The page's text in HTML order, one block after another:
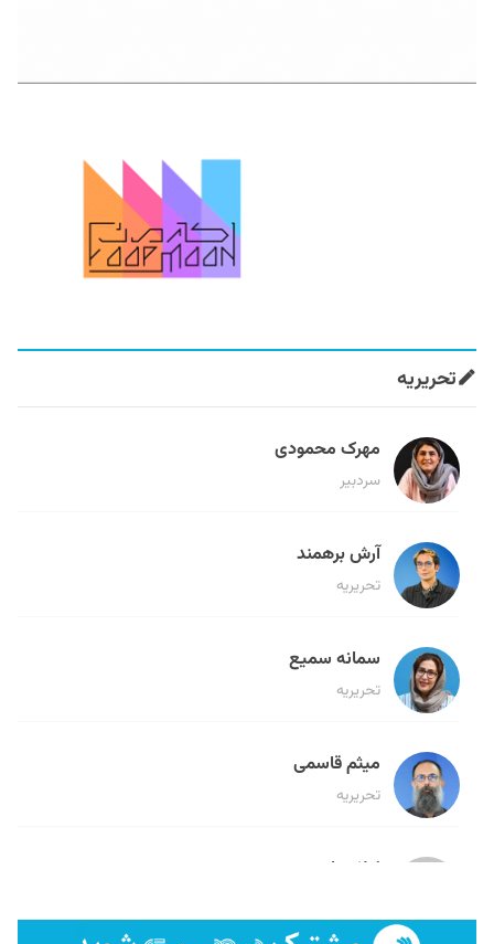
تحریریه
مهرک محمودی
سردبیر
آرش برهمند
تحریریه
سمانه سمیع
تحریریه
میثم قاسمی
تحریریه
لیلا حنارود